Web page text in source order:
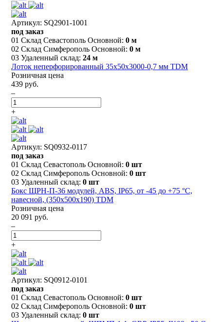
Артикул: SQ2901-1001
под заказ
01 Склад Севастополь Основной: 0 м
02 Склад Симферополь Основной: 0 м
03 Удаленный склад: 24 м
Лоток неперфорированный 35х50х3000-0,7 мм TDM
Розничная цена
439 руб.
–
+
Артикул: SQ0932-0117
под заказ
01 Склад Севастополь Основной: 0 шт
02 Склад Симферополь Основной: 0 шт
03 Удаленный склад: 0 шт
Бокс ЩРН-П-36 модулей, ABS, IP65, от -45 до +75 °С,
навесной, (350х500х190) TDM
Розничная цена
20 091 руб.
–
+
Артикул: SQ0912-0101
под заказ
01 Склад Севастополь Основной: 0 шт
02 Склад Симферополь Основной: 0 шт
03 Удаленный склад: 0 шт